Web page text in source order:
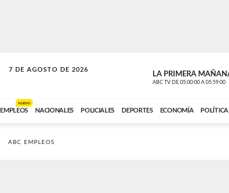
7 DE AGOSTO DE 2026
SOLO MÚSICA LA PRIMERA
ABC TV DE 05:00:00 A 05:59:00
EMPLEOS
NUEVO
NACIONALES POLICIALES DEPORTES ECONOMÍA POLÍTICA
ABC EMPLEOS